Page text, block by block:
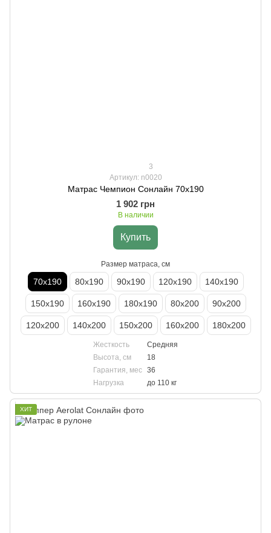
3
Артикул: n0020
Матрас Чемпион Сонлайн 70х190
1 902 грн
В наличии
Купить
Размер матраса, см
70х190 80х190 90х190 120х190 140х190
150х190 160х190 180х190 80х200 90х200
120х200 140х200 150х200 160х200 180х200
Жесткость
Средняя
Высота, см
18
Гарантия, мес 36
Нагрузка
до 110 кг
ХИТ